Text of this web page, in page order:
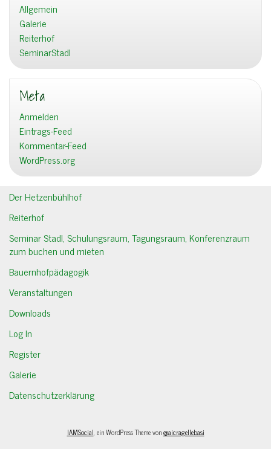
Allgemein
Galerie
Reiterhof
SeminarStadl
Meta
Anmelden
Eintrags-Feed
Kommentar-Feed
WordPress.org
Der Hetzenbühlhof
Reiterhof
Seminar Stadl, Schulungsraum, Tagungsraum, Konferenzraum
zum buchen und mieten
Bauernhofpädagogik
Veranstaltungen
Downloads
Log In
Register
Galerie
Datenschutzerklärung
IAMSocial, ein WordPress Theme von@aicragellebasi